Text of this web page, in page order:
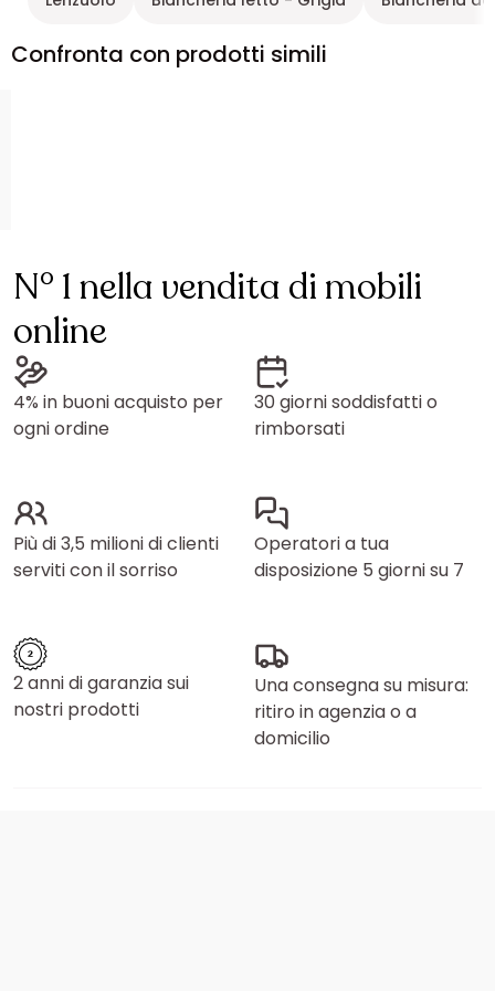
Confronta con prodotti simili
N° 1 nella vendita di mobili
online
4% in buoni acquisto per
ogni ordine
30 giorni soddisfatti o
rimborsati
Più di 3,5 milioni di clienti
serviti con il sorriso
Operatori a tua
disposizione 5 giorni su 7
2 anni di garanzia sui
nostri prodotti
Una consegna su misura:
ritiro in agenzia o a
domicilio